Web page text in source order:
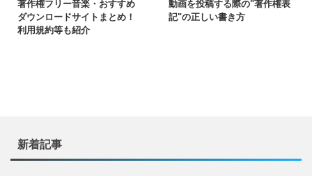
著作権フリー音楽・おすすめ
ダウンロードサイトまとめ！
利用規約等も紹介
動画を投稿する際の"著作権表
記"の正しい書き方
新着記事